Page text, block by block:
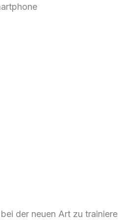
der neuen Art zu